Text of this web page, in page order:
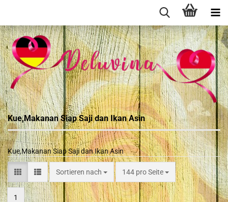
Kue,Makanan Siap Saji dan Ikan Asin
Kue,Makanan Siap Saji dan Ikan Asin
Sortieren nach 144 pro Seite
1